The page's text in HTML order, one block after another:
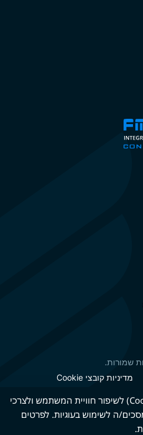
מדיניות קובצי Cookie
אתר זה משתמש בעוגיות (Cookies) לשיפור חוויית המשתמש ולצרכי
ה לשימוש בעוגיות. לפרטים
.